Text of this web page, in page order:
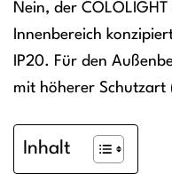
Nein, der
Innenbereich
IP20. Für den
mit höherer Schutzart
Inhalt